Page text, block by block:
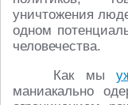
уничтожения
одном
человечества.
Как мы
маниакально